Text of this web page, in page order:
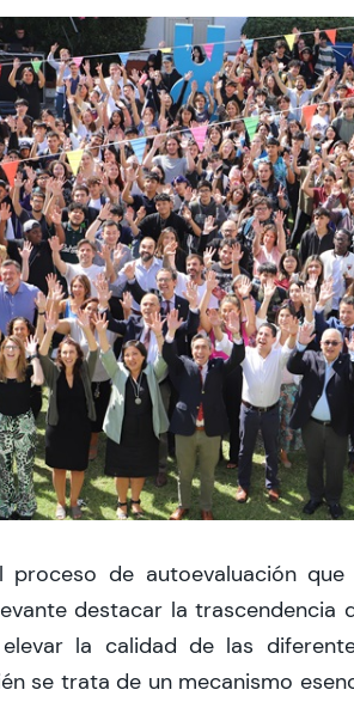
de autoevaluación que
destacar la trascendencia
la calidad de las
se trata de un mecanismo